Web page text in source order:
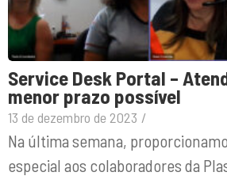
Service Desk Portal –
menor prazo possível
13 de dezembro de 2023 /
Na última semana,
especial aos colaboradores da